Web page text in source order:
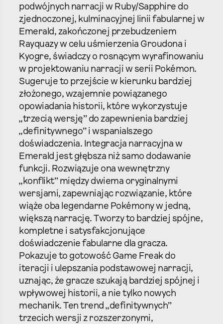
podwójnych narracji w Ruby/Sapphire do
zjednoczonej, kulminacyjnej linii fabularnej w
Emerald, zakończonej przebudzeniem
Rayquazy w celu uśmierzenia Groudona i
Kyogre, świadczy o rosnącym wyrafinowaniu
w projektowaniu narracji w serii Pokémon.
Sugeruje to przejście w kierunku bardziej
złożonego, wzajemnie powiązanego
opowiadania historii, które wykorzystuje
„trzecią wersję” do zapewnienia bardziej
„definitywnego” i wspanialszego
doświadczenia. Integracja narracyjna w
Emerald jest głębsza niż samo dodawanie
funkcji. Rozwiązuje ona wewnętrzny
„konflikt” między dwiema oryginalnymi
wersjami, zapewniając rozwiązanie, które
wiąże oba legendarne Pokémony w jedną,
większą narrację. Tworzy to bardziej spójne,
kompletne i satysfakcjonujące
doświadczenie fabularne dla gracza.
Pokazuje to gotowość Game Freak do
iteracji i ulepszania podstawowej narracji,
uznając, że gracze szukają bardziej spójnej i
wpływowej historii, a nie tylko nowych
mechanik. Ten trend „definitywnych”
trzecich wersji z rozszerzonymi,